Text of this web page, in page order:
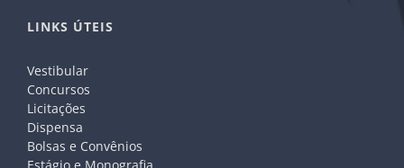
LINKS ÚTEIS
Vestibular
Concursos
Licitações
Dispensa
Bolsas e Convênios